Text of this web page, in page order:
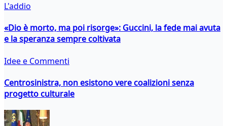
L'addio
«Dio è morto, ma poi risorge»: Guccini, la fede mai avuta
e la speranza sempre coltivata
Idee e Commenti
Centrosinistra, non esistono vere coalizioni senza
progetto culturale